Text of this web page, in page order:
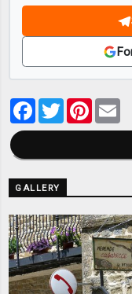
Facebook
Twitter
GALLERY